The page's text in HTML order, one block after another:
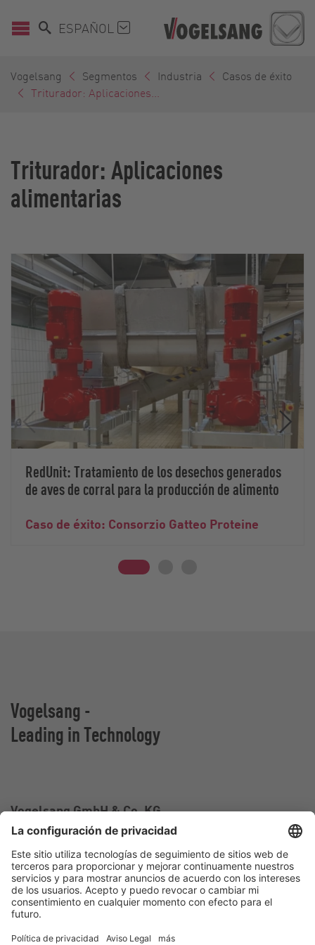
ESPAÑOL
Vogelsang Segmentos Industria
Casos de éxito
Triturador: Aplicaciones...
Triturador: Aplicaciones
alimentarias
RedUnit: Tratamiento de los desechos generados
de aves de corral para la producción de alimento
Caso de éxito: Consorzio Gatteo Proteine
Vogelsang -
Leading in Technology
Vogelsang GmbH & Co. KG
Holthoege 10-14
49632 Essen (Oldenburg)
Alemania
Contacto